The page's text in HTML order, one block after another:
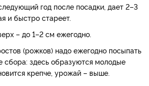
год после посадки, дает 2–3
и быстро стареет.
– до 1–2 см ежегодно.
(рожков) надо ежегодно посыпать
сбора: здесь образуются молодые
крепче, урожай – выше.